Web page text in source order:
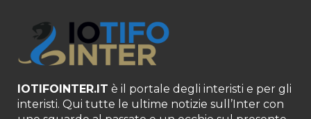
IOTIFOINTER.IT è il portale degli interisti e per gli
interisti. Qui tutte le ultime notizie sull’Inter con